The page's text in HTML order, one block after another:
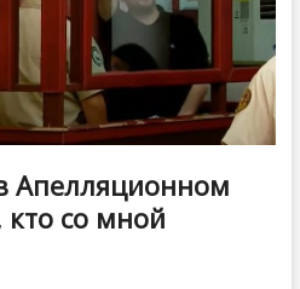
Апелляционном
кто со мной